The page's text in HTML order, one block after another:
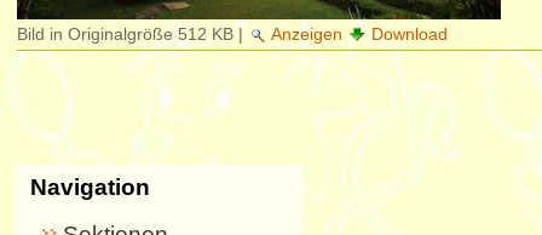
Bild in Originalgröße 512 KB | Anzeigen Download
Navigation